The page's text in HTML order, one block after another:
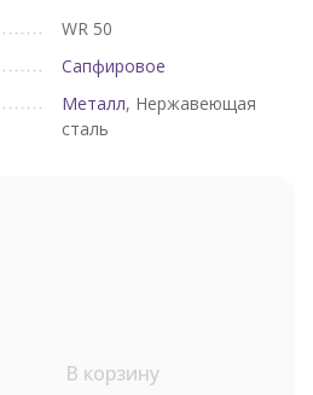
WR 50
Сапфировое
Металл, Нержавеющая
сталь
В корзину